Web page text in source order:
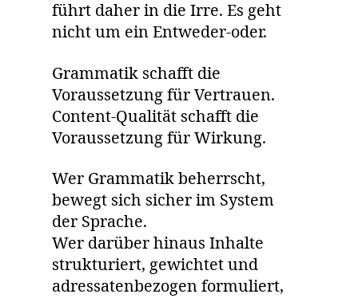
führt daher in die Irre. Es geht
nicht um ein Entweder-oder.
Grammatik schafft die
Voraussetzung für Vertrauen.
Content-Qualität schafft die
Voraussetzung für Wirkung.
Wer Grammatik beherrscht,
bewegt sich sicher im System
der Sprache.
Wer darüber hinaus Inhalte
strukturiert, gewichtet und
adressatenbezogen formuliert,